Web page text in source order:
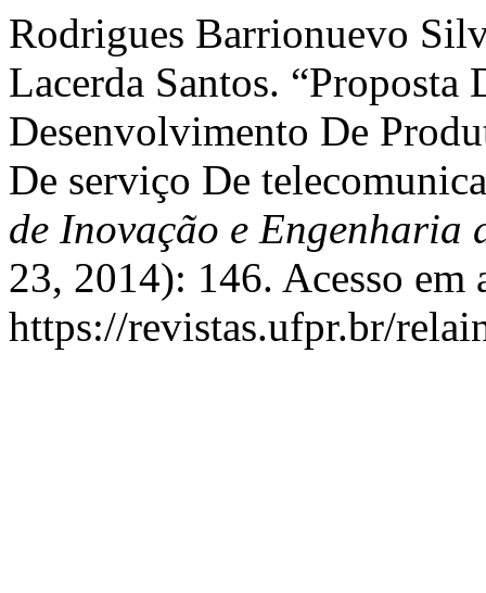
Rodrigues Barrionuevo
Lacerda Santos. “Proposta
Desenvolvimento De
De serviço De
de Inovação e Engenharia
23, 2014): 146. Acesso em
https://revistas.ufpr.br/